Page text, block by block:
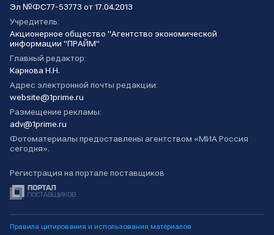
Эл №ФС77-53773 от 17.04.2013
Учредитель:
Акционерное общество "Агентство экономической
информации "ПРАЙМ"
Главный редактор:
Карнова Н.Н.
Адрес электронной почты редакции:
website@1prime.ru
Размещение рекламы:
adv@1prime.ru
Фотоматериалы предоставлены агентством «МИА Россия
сегодня».
Регистрация на портале поставщиков
Правила цитирования и использования материалов